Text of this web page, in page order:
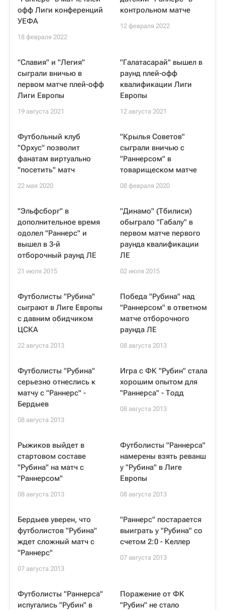
офф Лиги конференций
УЕФА
18 февраля 2022
контрольном матче
12 февраля 2022
"Славия" и "Легия"
сыграли вничью в
первом матче плей-офф
Лиги Европы
19 августа 2021
"Галатасарай" вышел в
раунд плей-офф
квалификации Лиги
Европы
12 августа 2021
Футбольный клуб
"Орхус" позволит
фанатам виртуально
"посетить" матч
22 мая 2020
"Крылья Советов"
сыграли вничью с
"Раннерсом" в
товарищеском матче
08 февраля 2020
"Эльфсборг" в
дополнительное время
одолел "Раннерс" и
вышел в 3-й
отборочный раунд ЛЕ
21 июля 2015
"Динамо" (Тбилиси)
обыграло "Габалу" в
первом матче первого
раунда квалификации
ЛЕ
02 июля 2015
Футболисты "Рубина"
сыграют в Лиге Европы
с давним обидчиком
ЦСКА
22 августа 2013
Победа "Рубина" над
"Раннерсом" в ответном
матче отборочного
раунда ЛЕ
08 августа 2013
Футболисты "Рубина"
серьезно отнеслись к
матчу с "Раннерс" -
Бердыев
08 августа 2013
Игра с ФК "Рубин" стала
хорошим опытом для
"Раннерса" - Тодд
08 августа 2013
Рыжиков выйдет в
стартовом составе
"Рубина" на матч с
"Раннерсом"
08 августа 2013
Футболисты "Раннерса"
намерены взять реванш
у "Рубина" в Лиге
Европы
08 августа 2013
Бердыев уверен, что
футболистов "Рубина"
ждет сложный матч с
"Раннерс"
07 августа 2013
"Раннерс" постарается
выиграть у "Рубина" со
счетом 2:0 - Келлер
07 августа 2013
Футболисты "Раннерса"
испугались "Рубин" в
Поражение от ФК
"Рубин" не стало